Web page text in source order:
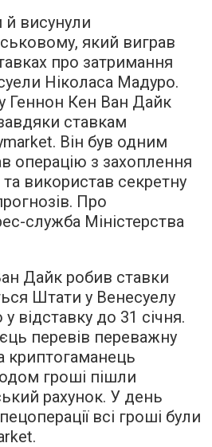
висунули
який виграв
про затримання
Ніколаса Мадуро.
Геннон Кен Ван Дайк
ставкам
Він був одним
операцію з захоплення
використав секретну
Про
служба Міністерства
Дайк робив ставки
Штати у Венесуелу
відставку до 31 січня.
перевів переважну
криптогаманець
гроші пішли
рахунок. У день
всі гроші були